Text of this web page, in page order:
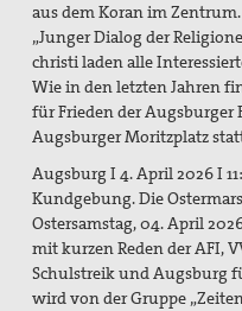
aus dem Koran im
„Junger Dialog der
christi laden alle
Wie in den letzten Jahren
für Frieden der
Augsburger Moritzplatz
Augsburg I 4. April 2026 I
Kundgebung.Die
Ostersamstag, 04. April
mit kurzen Reden der AFI,
Schulstreik und Augsburg
wird von der Gruppe